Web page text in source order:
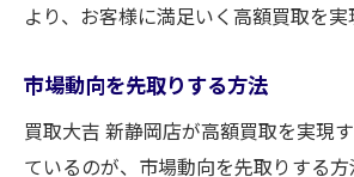
より、お客様に満足いく高額買取を実
市場動向を先取りする方法
買取大吉 新静岡店が高額買取を実現
ているのが、市場動向を先取りする